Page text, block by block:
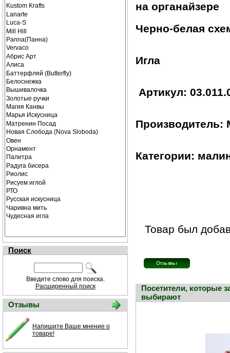
Поиск
Введите слово для поиска.
Расширенный поиск
Отзывы
Напишите Ваше мнение о
товаре!
на органайзере
Черно-белая
Игла
Артикул:
Производитель:
Категории:
Товар был
Посетители, которые
выбирают